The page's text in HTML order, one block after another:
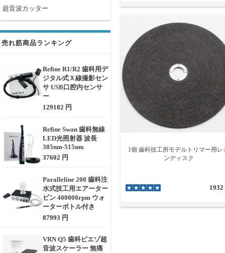
超音波カッター
売れ筋商品ランキング
Refine R1/R2 歯科用デ
ジタル式Ｘ線撮影セン
サ USB口腔内センサ
ー
129182 円
Refine Swan 歯科無線
LED光照射器 波長
385nm-515nm
37602 円
Paralleline 200 歯科注
水式技工用エアーター
ビン 400000rpm ウォ
ーターボトル付き
87993 円
VRN Q5 歯科ピエゾ超
音波スケーラー 無痛
1個 歯科技工所モデルトリマー用レ
ンディスク
1932